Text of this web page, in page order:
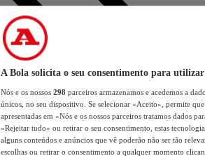
A Bola solicita o seu consentimento para utilizar
Nós e os nossos 298 parceiros armazenamos e acedemos a
únicos, no seu dispositivo. Se selecionar «Aceito», permite
apresentadas em «Nós e os nossos parceiros tratamos dados
«Rejeitar tudo» ou retirar o seu consentimento, estas
alguns conteúdos e anúncios que vê poderão não ser tão
escolhas ou retirar o consentimento a qualquer momento